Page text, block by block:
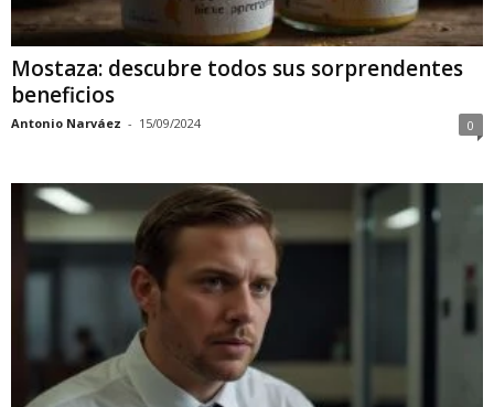
Mostaza: descubre todos sus sorprendentes
beneficios
Antonio Narváez - 15/09/2024 0